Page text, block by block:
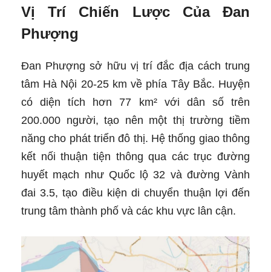
Vị Trí Chiến Lược Của Đan
Phượng
Đan Phượng sở hữu vị trí đắc địa cách trung
tâm Hà Nội 20-25 km về phía Tây Bắc. Huyện
có diện tích hơn 77 km² với dân số trên
200.000 người, tạo nên một thị trường tiềm
năng cho phát triển đô thị. Hệ thống giao thông
kết nối thuận tiện thông qua các trục đường
huyết mạch như Quốc lộ 32 và đường Vành
đai 3.5, tạo điều kiện di chuyển thuận lợi đến
trung tâm thành phố và các khu vực lân cận.